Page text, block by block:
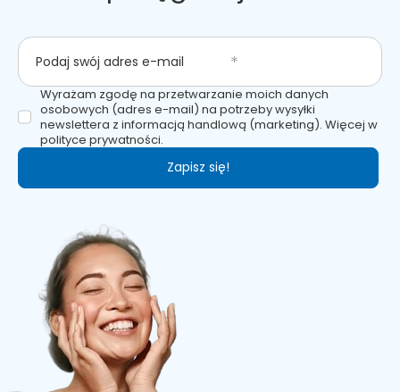
Podaj swój adres e-mail
Wyrażam zgodę na przetwarzanie moich danych
osobowych (adres e-mail) na potrzeby wysyłki
newslettera z informacją handlową (marketing). Więcej w
polityce prywatności.
Zapisz się!